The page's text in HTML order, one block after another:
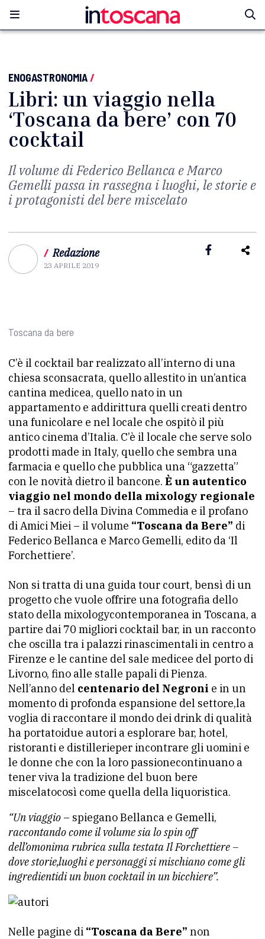
ENOGASTRONOMIA/
Libri: un viaggio nella
‘Toscana da bere’ con 70
cocktail
Il volume di Federico Bellanca e Marco
Gemelli passa in rassegna i luoghi, le storie e
i protagonisti del bere miscelato
/ Redazione
23 APRILE 2019
Toscana da bere
C’è il cocktail bar realizzato all’interno di una
chiesa sconsacrata, quello allestito in un’antica
cantina medicea, quello nato in un
appartamento e addirittura quelli creati dentro
una funicolare e nel locale che ospitò il più
antico cinema d’Italia. C’è il locale che serve solo
prodotti made in Italy, quello che sembra una
farmacia e quello che pubblica una “gazzetta”
con le novità dietro il bancone. È un autentico
viaggio nel mondo della mixology regionale
– tra il sacro della Divina Commedia e il profano
di Amici Miei – il volume “Toscana da Bere” di
Federico Bellanca e Marco Gemelli, edito da ‘Il
Forchettiere’.
Non si tratta di una guida tour court, bensì di un
progetto che vuole offrire una fotografia dello
stato della mixologycontemporanea in Toscana, a
partire dai 70 migliori cocktail bar, in un racconto
che oscilla tra i palazzi rinascimentali in centro a
Firenze e le cantine del sale medicee del porto di
Livorno, fino alle stalle papali di Pienza.
Nell’anno del centenario del Negroni e in un
momento di profonda espansione del settore,la
voglia di raccontare il mondo dei drink di qualità
ha portatoidue autori a esplorare bar, hotel,
ristoranti e distillerieper incontrare gli uomini e
le donne che con la loro passionecontinuano a
tener viva la tradizione del buon bere
miscelatocosì come quella della liquoristica.
“Un viaggio – spiegano Bellanca e Gemelli,
raccontando come il volume sia lo spin off
dell’omonima rubrica sulla testata Il Forchettiere –
dove storie,luoghi e personaggi si mischiano come gli
ingredientidi un buon cocktail in un bicchiere”.
Nelle pagine di “Toscana da Bere” non